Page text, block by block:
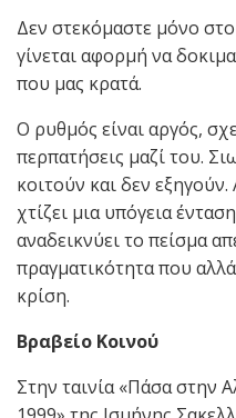
Δεν στεκόμαστε μόνο
γίνεται αφορμή να
που μας κρατά.
Ο ρυθμός είναι αργός,
περπατήσεις μαζί του.
κοιτούν και δεν
χτίζει μια υπόγεια
αναδεικνύει το πείσμα
πραγματικότητα που
κρίση.
Βραβείο Κοινού
Στην ταινία «Πάσα στην